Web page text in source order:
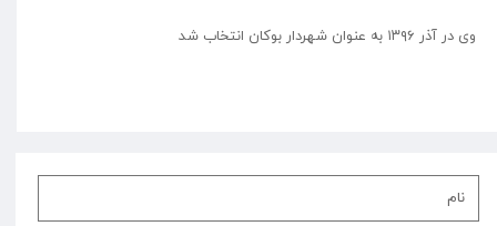
وی در آذر ۱۳۹۶ به عنوان شهردار بوکان انتخاب شد